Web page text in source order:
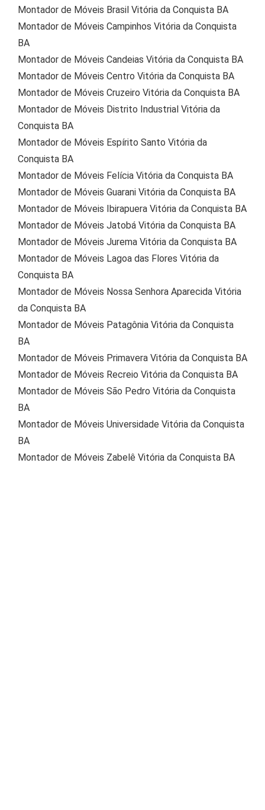
Montador de Móveis Brasil Vitória da Conquista BA
Montador de Móveis Campinhos Vitória da Conquista
BA
Montador de Móveis Candeias Vitória da Conquista BA
Montador de Móveis Centro Vitória da Conquista BA
Montador de Móveis Cruzeiro Vitória da Conquista BA
Montador de Móveis Distrito Industrial Vitória da
Conquista BA
Montador de Móveis Espírito Santo Vitória da
Conquista BA
Montador de Móveis Felícia Vitória da Conquista BA
Montador de Móveis Guarani Vitória da Conquista BA
Montador de Móveis Ibirapuera Vitória da Conquista BA
Montador de Móveis Jatobá Vitória da Conquista BA
Montador de Móveis Jurema Vitória da Conquista BA
Montador de Móveis Lagoa das Flores Vitória da
Conquista BA
Montador de Móveis Nossa Senhora Aparecida Vitória
da Conquista BA
Montador de Móveis Patagônia Vitória da Conquista
BA
Montador de Móveis Primavera Vitória da Conquista BA
Montador de Móveis Recreio Vitória da Conquista BA
Montador de Móveis São Pedro Vitória da Conquista
BA
Montador de Móveis Universidade Vitória da Conquista
BA
Montador de Móveis Zabelê Vitória da Conquista BA